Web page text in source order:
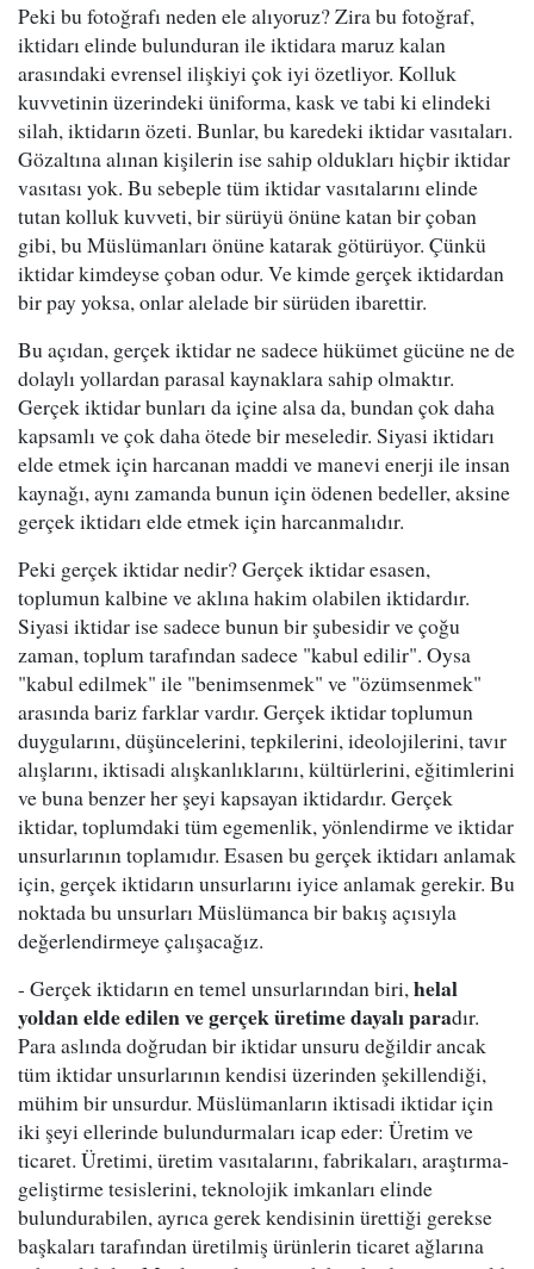
Peki bu fotoğrafı neden ele alıyoruz? Zira bu fotoğraf,
iktidarı elinde bulunduran ile iktidara maruz kalan
arasındaki evrensel ilişkiyi çok iyi özetliyor. Kolluk
kuvvetinin üzerindeki üniforma, kask ve tabi ki elindeki
silah, iktidarın özeti. Bunlar, bu karedeki iktidar vasıtaları.
Gözaltına alınan kişilerin ise sahip oldukları hiçbir iktidar
vasıtası yok. Bu sebeple tüm iktidar vasıtalarını elinde
tutan kolluk kuvveti, bir sürüyü önüne katan bir çoban
gibi, bu Müslümanları önüne katarak götürüyor. Çünkü
iktidar kimdeyse çoban odur. Ve kimde gerçek iktidardan
bir pay yoksa, onlar alelade bir sürüden ibarettir.
Bu açıdan, gerçek iktidar ne sadece hükümet gücüne ne de
dolaylı yollardan parasal kaynaklara sahip olmaktır.
Gerçek iktidar bunları da içine alsa da, bundan çok daha
kapsamlı ve çok daha ötede bir meseledir. Siyasi iktidarı
elde etmek için harcanan maddi ve manevi enerji ile insan
kaynağı, aynı zamanda bunun için ödenen bedeller, aksine
gerçek iktidarı elde etmek için harcanmalıdır.
Peki gerçek iktidar nedir? Gerçek iktidar esasen,
toplumun kalbine ve aklına hakim olabilen iktidardır.
Siyasi iktidar ise sadece bunun bir şubesidir ve çoğu
zaman, toplum tarafından sadece "kabul edilir". Oysa
"kabul edilmek" ile "benimsenmek" ve "özümsenmek"
arasında bariz farklar vardır. Gerçek iktidar toplumun
duygularını, düşüncelerini, tepkilerini, ideolojilerini, tavır
alışlarını, iktisadi alışkanlıklarını, kültürlerini, eğitimlerini
ve buna benzer her şeyi kapsayan iktidardır. Gerçek
iktidar, toplumdaki tüm egemenlik, yönlendirme ve iktidar
unsurlarının toplamıdır. Esasen bu gerçek iktidarı anlamak
için, gerçek iktidarın unsurlarını iyice anlamak gerekir. Bu
noktada bu unsurları Müslümanca bir bakış açısıyla
değerlendirmeye çalışacağız.
- Gerçek iktidarın en temel unsurlarından biri,helal
yoldan elde edilen ve gerçek üretime dayalı paradır.
Para aslında doğrudan bir iktidar unsuru değildir ancak
tüm iktidar unsurlarının kendisi üzerinden şekillendiği,
mühim bir unsurdur. Müslümanların iktisadi iktidar için
iki şeyi ellerinde bulundurmaları icap eder: Üretim ve
ticaret. Üretimi, üretim vasıtalarını, fabrikaları, araştırma-
geliştirme tesislerini, teknolojik imkanları elinde
bulundurabilen, ayrıca gerek kendisinin ürettiği gerekse
başkaları tarafından üretilmiş ürünlerin ticaret ağlarına